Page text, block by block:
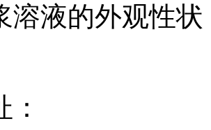
溶液的外观性状